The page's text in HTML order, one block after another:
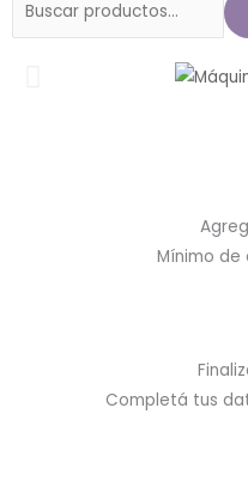
Mínimo de
Completá tus